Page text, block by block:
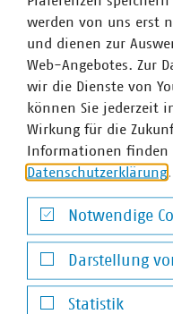
Abwasserwärme
Abwasserwärme
Im Zuge der
Wärmepotenzial des
werden von uns erst
und dienen zur
Web-Angebotes. Zur
wir die Dienste von
können Sie jederzeit
Wirkung für die
Informationen finden
Datenschutzerklärung.
Notwendige
Notwendige
Darstellung
Darstellung von
Statistik